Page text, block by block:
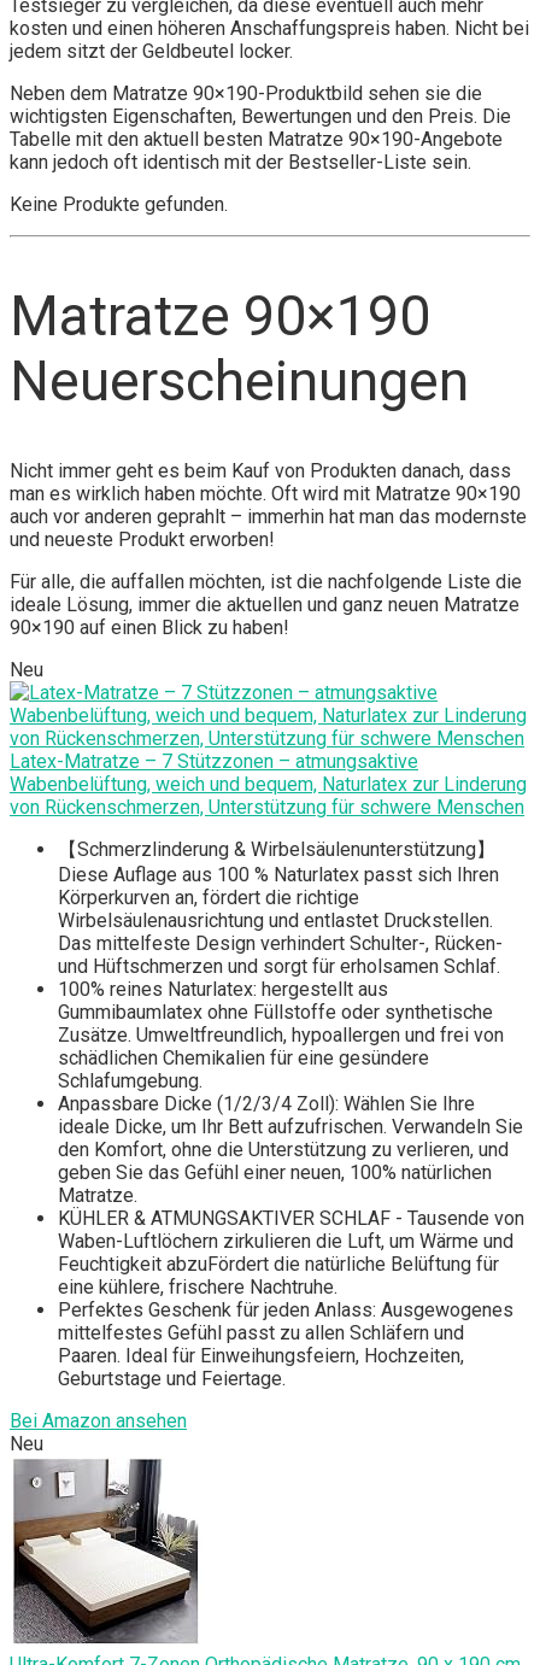
Testsieger zu vergleichen, da diese eventuell auch mehr
kosten und einen höheren Anschaffungspreis haben. Nicht bei
jedem sitzt der Geldbeutel locker.
Neben dem Matratze 90×190-Produktbild sehen sie die
wichtigsten Eigenschaften, Bewertungen und den Preis. Die
Tabelle mit den aktuell besten Matratze 90×190-Angebote
kann jedoch oft identisch mit der Bestseller-Liste sein.
Keine Produkte gefunden.
Matratze 90×190
Neuerscheinungen
Nicht immer geht es beim Kauf von Produkten danach, dass
man es wirklich haben möchte. Oft wird mit Matratze 90×190
auch vor anderen geprahlt – immerhin hat man das modernste
und neueste Produkt erworben!
Für alle, die auffallen möchten, ist die nachfolgende Liste die
ideale Lösung, immer die aktuellen und ganz neuen Matratze
90×190 auf einen Blick zu haben!
Neu
Latex-Matratze – 7 Stützzonen – atmungsaktive
Wabenbelüftung, weich und bequem, Naturlatex zur Linderung
von Rückenschmerzen, Unterstützung für schwere Menschen
【Schmerzlinderung & Wirbelsäulenunterstützung】
Diese Auflage aus 100 % Naturlatex passt sich Ihren
Körperkurven an, fördert die richtige
Wirbelsäulenausrichtung und entlastet Druckstellen.
Das mittelfeste Design verhindert Schulter-, Rücken-
und Hüftschmerzen und sorgt für erholsamen Schlaf.
100% reines Naturlatex: hergestellt aus
Gummibaumlatex ohne Füllstoffe oder synthetische
Zusätze. Umweltfreundlich, hypoallergen und frei von
schädlichen Chemikalien für eine gesündere
Schlafumgebung.
Anpassbare Dicke (1/2/3/4 Zoll): Wählen Sie Ihre
ideale Dicke, um Ihr Bett aufzufrischen. Verwandeln Sie
den Komfort, ohne die Unterstützung zu verlieren, und
geben Sie das Gefühl einer neuen, 100% natürlichen
Matratze.
KÜHLER & ATMUNGSAKTIVER SCHLAF - Tausende von
Waben-Luftlöchern zirkulieren die Luft, um Wärme und
Feuchtigkeit abzuFördert die natürliche Belüftung für
eine kühlere, frischere Nachtruhe.
Perfektes Geschenk für jeden Anlass: Ausgewogenes
mittelfestes Gefühl passt zu allen Schläfern und
Paaren. Ideal für Einweihungsfeiern, Hochzeiten,
Geburtstage und Feiertage.
Bei Amazon ansehen
Neu